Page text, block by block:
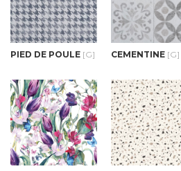
PIED DE POULE [G] CEMENTINE[G]